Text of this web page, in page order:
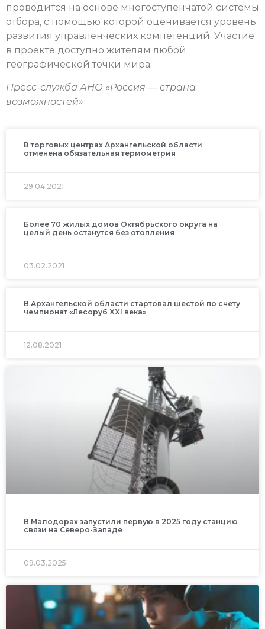
проводится на основе многоступенчатой системы
отбора, с помощью которой оценивается уровень
развития управленческих компетенций. Участие
в проекте доступно жителям любой
географической точки мира.
Пресс-служба АНО «Россия — страна
возможностей»
В торговых центрах Архангельской области
отменена обязательная термометрия
29.04.2021
Более 70 жилых домов Октябрьского округа на
целый день останутся без отопления
03.02.2021
В Архангельской области стартовал шестой по счету
чемпионат «Лесоруб XXI века»
12.08.2021
В Малодорах запустили первую в 2025 году станцию
связи на Северо-Западе
09.03.2025